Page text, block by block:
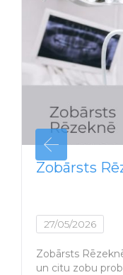
Zobārsts
27/05/2026
Zobārsts
un citu zobu